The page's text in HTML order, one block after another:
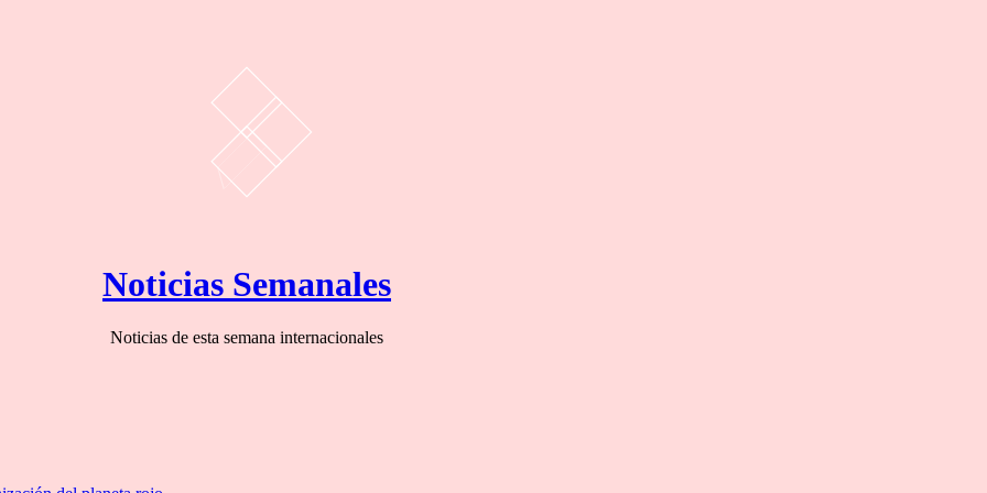
Noticias Semanales
Noticias de esta semana internacionales